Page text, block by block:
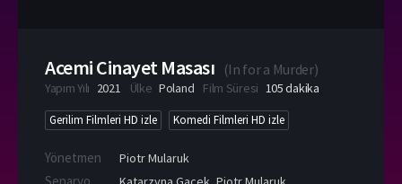
Acemi Cinayet Masası (In for a Murder)
Yapım Yılı 2021 Ülke Poland Film Süresi 105 dakika
Gerilim Filmleri HD izle Komedi Filmleri HD izle
Yönetmen Piotr Mularuk
Senaryo